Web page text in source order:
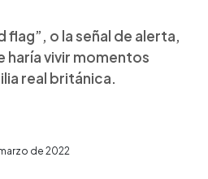
flag”, o la señal de alerta,
haría vivir momentos
real británica.
de 2022